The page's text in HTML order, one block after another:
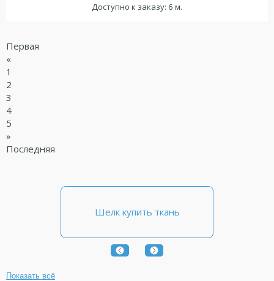
Доступно к заказу: 6 м.
Первая
«
1
2
3
4
5
»
Последняя
Шелк купить ткань
Показать всё